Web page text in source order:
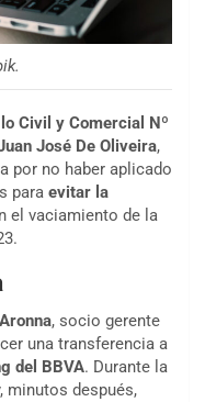
Civil y Comercial Nº
José De Oliveira,
por no haber aplicado
para evitar la
el vaciamiento de la
, socio gerente
una transferencia a
del BBVA. Durante la
minutos después,